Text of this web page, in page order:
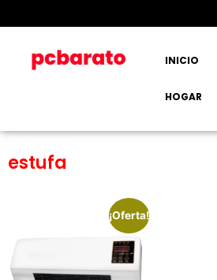
INICIO
HOGAR
estufa
¡Oferta!